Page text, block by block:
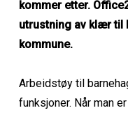
kommer etter.
utrustning av klær til
kommune.
Arbeidstøy til
funksjoner. Når man